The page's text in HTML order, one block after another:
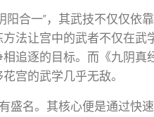
合一”，其武技不仅仅依
法让宫中的武者不仅在武
追逐的目标。而《九阴真
宫的武学几乎无敌。
盛名。其核心便是通过快